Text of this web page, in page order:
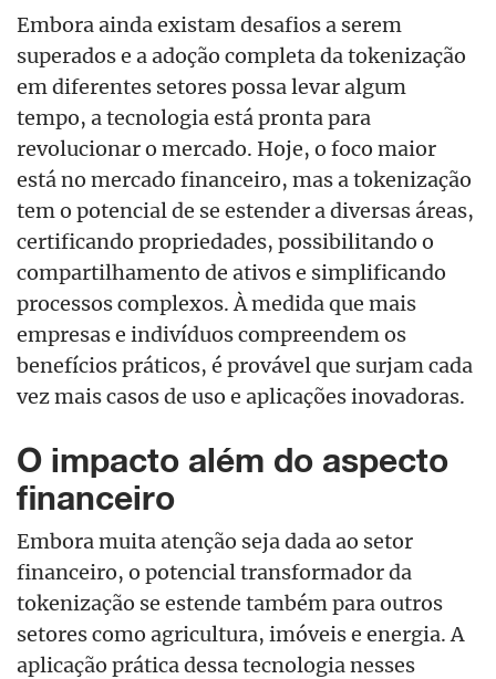
Embora ainda existam desafios a serem
superados e a adoção completa da tokenização
em diferentes setores possa levar algum
tempo, a tecnologia está pronta para
revolucionar o mercado. Hoje, o foco maior
está no mercado financeiro, mas a tokenização
tem o potencial de se estender a diversas áreas,
certificando propriedades, possibilitando o
compartilhamento de ativos e simplificando
processos complexos. À medida que mais
empresas e indivíduos compreendem os
benefícios práticos, é provável que surjam cada
vez mais casos de uso e aplicações inovadoras.
O impacto além do aspecto
financeiro
Embora muita atenção seja dada ao setor
financeiro, o potencial transformador da
tokenização se estende também para outros
setores como agricultura, imóveis e energia. A
aplicação prática dessa tecnologia nesses